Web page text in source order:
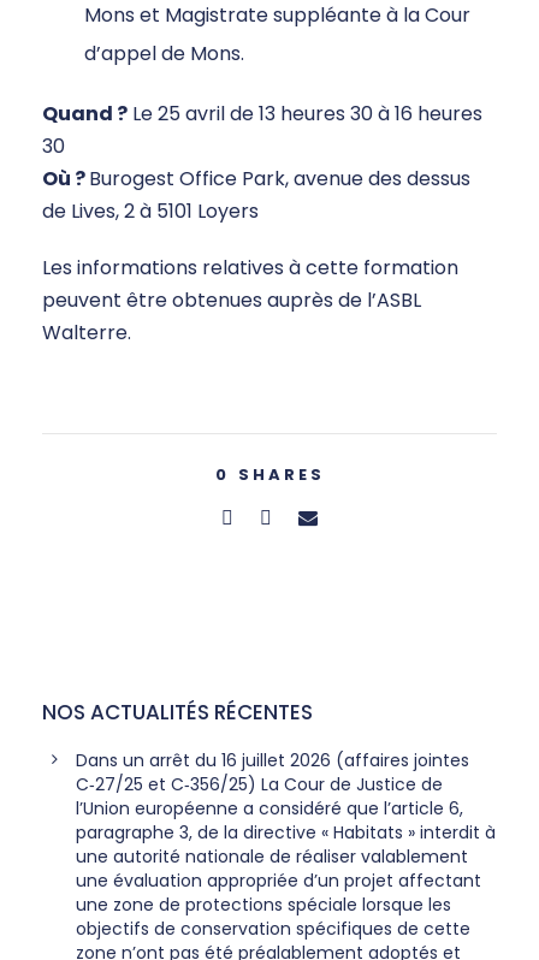
Mons et Magistrate suppléante à la Cour
d’appel de Mons.
Quand ? Le 25 avril de 13 heures 30 à 16 heures
30
Où ?Burogest Office Park, avenue des dessus
de Lives, 2 à 5101 Loyers
Les informations relatives à cette formation
peuvent être obtenues auprès de l’ASBL
Walterre.
0 SHARES
NOS ACTUALITÉS RÉCENTES
Dans un arrêt du 16 juillet 2026 (affaires jointes
C‑27/25 et C‑356/25) La Cour de Justice de
l’Union européenne a considéré que l’article 6,
paragraphe 3, de la directive « Habitats » interdit à
une autorité nationale de réaliser valablement
une évaluation appropriée d’un projet affectant
une zone de protections spéciale lorsque les
objectifs de conservation spécifiques de cette
zone n’ont pas été préalablement adoptés et